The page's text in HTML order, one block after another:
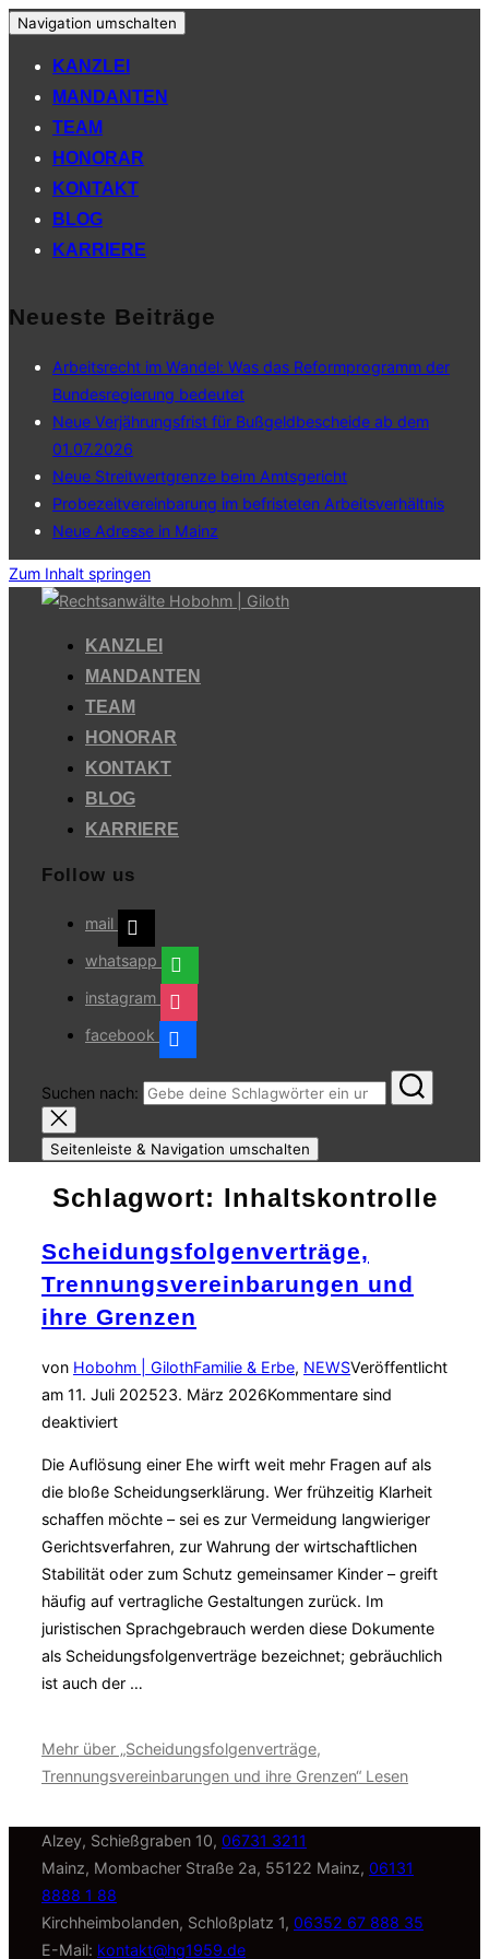
Navigation umschalten
KANZLEI
MANDANTEN
TEAM
HONORAR
KONTAKT
BLOG
KARRIERE
Neueste Beiträge
Arbeitsrecht im Wandel: Was das Reformprogramm der
Bundesregierung bedeutet
Neue Verjährungsfrist für Bußgeldbescheide ab dem
01.07.2026
Neue Streitwertgrenze beim Amtsgericht
Probezeitvereinbarung im befristeten Arbeitsverhältnis
Neue Adresse in Mainz
Zum Inhalt springen
KANZLEI
MANDANTEN
TEAM
HONORAR
KONTAKT
BLOG
KARRIERE
Follow us
mail
whatsapp
instagram
facebook
Suchen nach:
Seitenleiste & Navigation umschalten
Schlagwort: Inhaltskontrolle
Scheidungsfolgenverträge,
Trennungsvereinbarungen und
ihre Grenzen
von Hobohm | GilothFamilie & Erbe, NEWSVeröffentlicht
am 11. Juli 202523. März 2026Kommentare sind
deaktiviert
Die Auflösung einer Ehe wirft weit mehr Fragen auf als
die bloße Scheidung­serklärung. Wer frühzeitig Klarheit
schaffen möchte – sei es zur Vermeidung langwieriger
Gerichtsverfahren, zur Wahrung der wirtschaftlichen
Stabilität oder zum Schutz gemeinsamer Kinder – greift
häufig auf vertragliche Gestaltungen zurück. Im
juristischen Sprachgebrauch werden diese Dokumente
als Scheidungsfolgen­verträge bezeichnet; gebräuchlich
ist auch der …
Mehr über „Scheidungsfolgenverträge,
Trennungsvereinbarungen und ihre Grenzen“ Lesen
Alzey, Schießgraben 10, 06731 3211
Mainz, Mombacher Straße 2a, 55122 Mainz, 06131
8888 1 88
Kirchheimbolanden, Schloßplatz 1, 06352 67 888 35
E-Mail: kontakt@hg1959.de